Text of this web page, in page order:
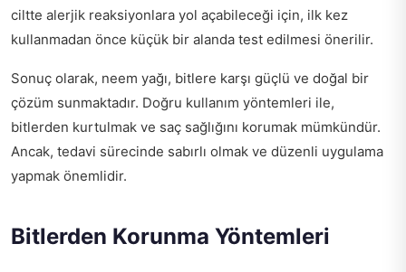
ciltte alerjik reaksiyonlara yol açabileceği için, ilk kez
kullanmadan önce küçük bir alanda test edilmesi önerilir.
Sonuç olarak, neem yağı, bitlere karşı güçlü ve doğal bir
çözüm sunmaktadır. Doğru kullanım yöntemleri ile,
bitlerden kurtulmak ve saç sağlığını korumak mümkündür.
Ancak, tedavi sürecinde sabırlı olmak ve düzenli uygulama
yapmak önemlidir.
Bitlerden Korunma Yöntemleri